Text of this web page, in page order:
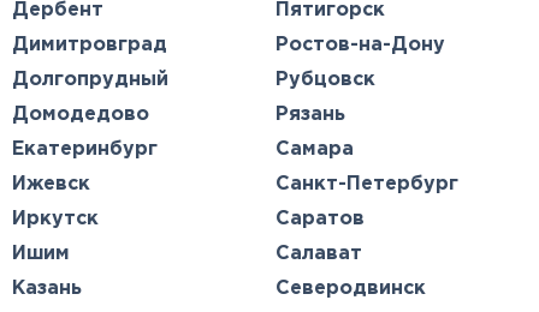
Дербент
Димитровград
Долгопрудный
Домодедово
Екатеринбург
Ижевск
Иркутск
Ишим
Казань
Пятигорск
Ростов-на-Дону
Рубцовск
Рязань
Самара
Санкт-Петербург
Саратов
Салават
Северодвинск